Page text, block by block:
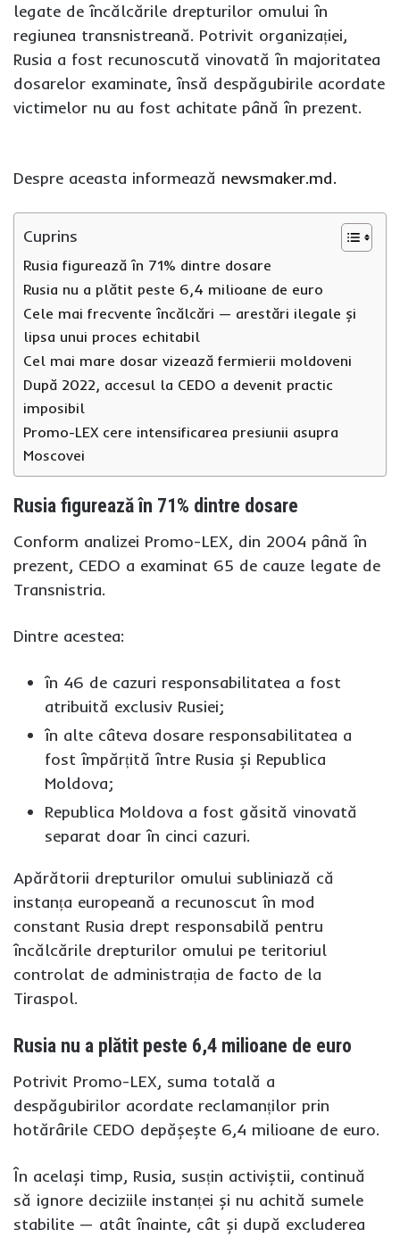
legate de încălcările drepturilor omului în
regiunea transnistreană. Potrivit organizației,
Rusia a fost recunoscută vinovată în majoritatea
dosarelor examinate, însă despăgubirile acordate
victimelor nu au fost achitate până în prezent.
Despre aceasta informează newsmaker.md.
Cuprins
Rusia figurează în 71% dintre dosare
Rusia nu a plătit peste 6,4 milioane de euro
Cele mai frecvente încălcări — arestări ilegale și
lipsa unui proces echitabil
Cel mai mare dosar vizează fermierii moldoveni
După 2022, accesul la CEDO a devenit practic
imposibil
Promo-LEX cere intensificarea presiunii asupra
Moscovei
Rusia figurează în 71% dintre dosare
Conform analizei Promo-LEX, din 2004 până în
prezent, CEDO a examinat 65 de cauze legate de
Transnistria.
Dintre acestea:
în 46 de cazuri responsabilitatea a fost
atribuită exclusiv Rusiei;
în alte câteva dosare responsabilitatea a
fost împărțită între Rusia și Republica
Moldova;
Republica Moldova a fost găsită vinovată
separat doar în cinci cazuri.
Apărătorii drepturilor omului subliniază că
instanța europeană a recunoscut în mod
constant Rusia drept responsabilă pentru
încălcările drepturilor omului pe teritoriul
controlat de administrația de facto de la
Tiraspol.
Rusia nu a plătit peste 6,4 milioane de euro
Potrivit Promo-LEX, suma totală a
despăgubirilor acordate reclamanților prin
hotărârile CEDO depășește 6,4 milioane de euro.
În același timp, Rusia, susțin activiștii, continuă
să ignore deciziile instanței și nu achită sumele
stabilite — atât înainte, cât și după excluderea